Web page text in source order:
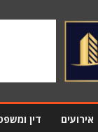
אירועים דין